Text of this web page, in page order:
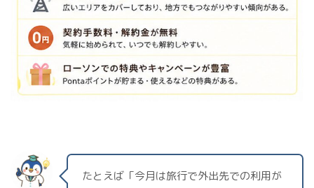
たとえば「今月は旅行で外出先での利用が